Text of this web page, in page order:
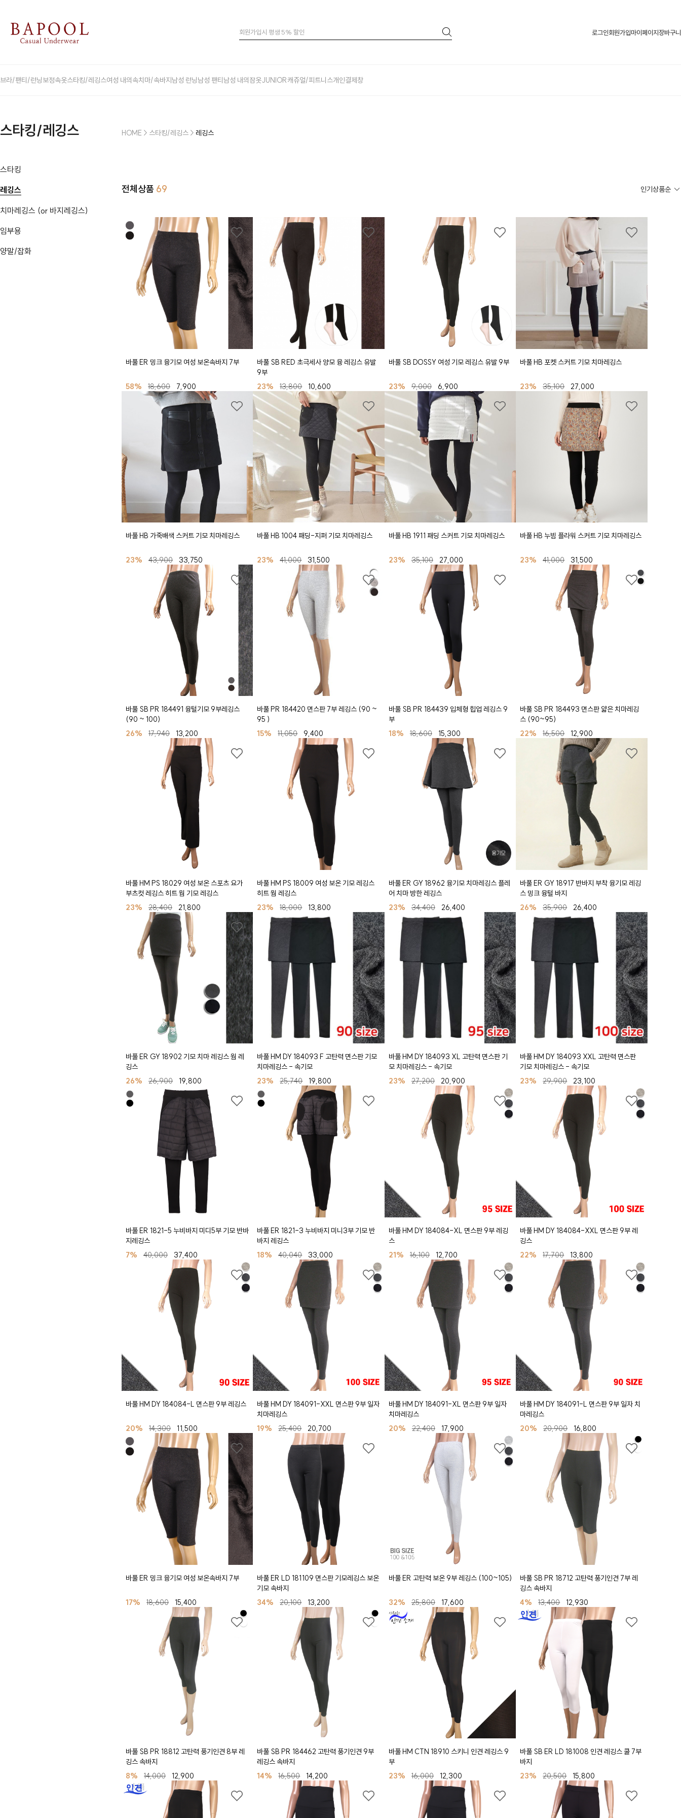
로그인회원가입마이페이지장바구니
브라/팬티/런닝보정속옷스타킹/레깅스여성 내의속치마/속바지남성 런닝남성 팬티남성 내의잠옷JUNIOR캐쥬얼/피트니스개인결제창
스타킹/레깅스
스타킹
레깅스
치마레깅스 (or 바지레깅스)
임부용
양말/잡화
HOME > 스타킹/레깅스 > 레깅스
전체상품 69
바풀 ER 밍크 융기모 여성 보온속바지 7부
58% 18,600 7,900
바풀 SB RED 초극세사 양모 융 레깅스 유발
9부
23%
13,800 10,600
바풀 SB DOSSY 여성 기모 레깅스 유발 9부
23% 9,000 6,900
바풀 HB 포켓 스커트 기모 치마레깅스
23% 35,100 27,000
바풀 HB 가죽배색 스커트 기모 치마레깅스
23% 43,900 33,750
바풀 HB 1004 패딩-지퍼 기모 치마레깅스
23% 41,000 31,500
바풀 HB 1911 패딩 스커트 기모 치마레깅스
23% 35,100 27,000
바풀 HB 누빔 플라워 스커트 기모 치마레깅스
23% 41,000 31,500
바풀 SB PR 184491 융털기모 9부레깅스
(90 ~ 100)
26%
17,940 13,200
바풀 PR 184420 면스판 7부 레깅스 (90 ~
95 )
15%
11,050 9,400
바풀 SB PR 184439 입체형 힙업 레깅스 9
부
18%
18,600 15,300
바풀 SB PR 184493 면스판 얇은 치마레깅
스 (90~95)
22%
16,500 12,900
바풀 HM PS 18029 여성 보온 스포츠 요가
부츠컷 레깅스 히트 웜 기모 레깅스
23%
28,400 21,800
바풀 HM PS 18009 여성 보온 기모 레깅스
히트 웜 레깅스
23%
18,000 13,800
바풀 ER GY 18962 융기모 치마레깅스 플레
어 치마 방한 레깅스
23%
34,400 26,400
바풀 ER GY 18917 반바지 부착 융기모 레깅
스 밍크 융털 바지
26%
35,900 26,400
바풀 ER GY 18902 기모 치마 레깅스 웜 레
깅스
26%
26,900 19,800
바풀 HM DY 184093 F 고탄력 면스판 기모
치마레깅스 - 속기모
23%
25,740 19,800
바풀 HM DY 184093 XL 고탄력 면스판 기
모 치마레깅스 - 속기모
23%
27,200 20,900
바풀 HM DY 184093 XXL 고탄력 면스판
기모 치마레깅스 - 속기모
23%
29,900 23,100
바풀 ER 1821-5 누비바지 미디5부 기모 반바
지레깅스
7%
40,000 37,400
바풀 ER 1821-3 누비바지 미니3부 기모 반
바지 레깅스
18%
40,040 33,000
바풀 HM DY 184084-XL 면스판 9부 레깅
스
21%
16,100 12,700
바풀 HM DY 184084-XXL 면스판 9부 레
깅스
22%
17,700 13,800
바풀 HM DY 184084-L 면스판 9부 레깅스
20% 14,300 11,500
바풀 HM DY 184091-XXL 면스판 9부 일자
치마레깅스
19%
25,400 20,700
바풀 HM DY 184091-XL 면스판 9부 일자
치마레깅스
20%
22,400 17,900
바풀 HM DY 184091-L 면스판 9부 일자 치
마레깅스
20%
20,900 16,800
바풀 ER 밍크 융기모 여성 보온속바지 7부
17% 18,600 15,400
바풀 ER LD 181109 면스판 기모레깅스 보온
기모 속바지
34%
20,100 13,200
바풀 ER 고탄력 보온 9부 레깅스 (100~105)
32% 25,800 17,600
바풀 SB PR 18712 고탄력 풍기인견 7부 레
깅스 속바지
4%
13,400 12,930
바풀 SB PR 18812 고탄력 풍기인견 8부 레
깅스 속바지
8%
14,000 12,900
바풀 SB PR 184462 고탄력 풍기인견 9부
레깅스 속바지
14%
16,500 14,200
바풀 HM CTN 18910 스키니 인견 레깅스 9
부
23%
16,000 12,300
바풀 SB ER LD 181008 인견 레깅스 쿨 7부
바지
23%
20,500 15,800